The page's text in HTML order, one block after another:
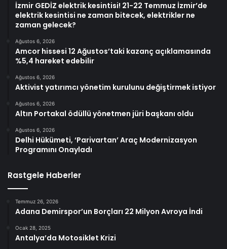
İzmir GEDİZ elektrik kesintisi! 21-22 Temmuz İzmir’de
elektrik kesintisi ne zaman bitecek, elektrikler ne
zaman gelecek?
Ağustos 6, 2026
Amcor hissesi 12 Ağustos’taki kazanç açıklamasında
%5,4 hareket edebilir
Ağustos 6, 2026
Aktivist yatırımcı yönetim kurulunu değiştirmek istiyor
Ağustos 6, 2026
Altın Portakal ödüllü yönetmen jüri başkanı oldu
Ağustos 6, 2026
Delhi Hükümeti, ‘Parivartan’ Araç Modernizasyon
Programını Onayladı
Rastgele Haberler
Temmuz 26, 2026
Adana Demirspor’un Borçları 22 Milyon Avroya İndi
Ocak 28, 2025
Antalya’da Motosiklet Krizi